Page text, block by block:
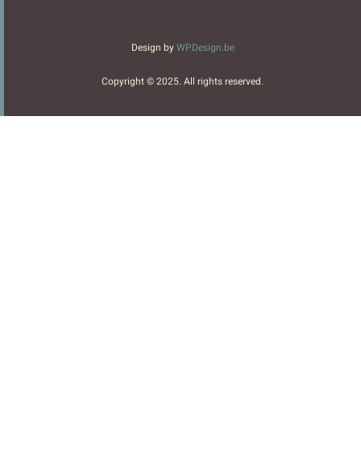
Design byWPDesign.be
Copyright © 2025. All rights reserved.